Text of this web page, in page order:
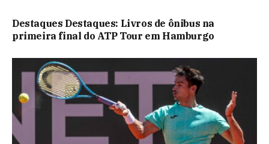
Destaques Destaques: Livros de ônibus na
primeira final do ATP Tour em Hamburgo